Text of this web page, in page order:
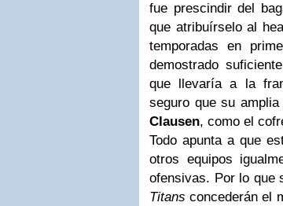
fue prescindir del
que atribuírselo al
temporadas en
demostrado
que llevaría a la
seguro que su
Clausen, como el
Todo apunta a que
otros equipos
ofensivas. Por lo que
Titans concederán el